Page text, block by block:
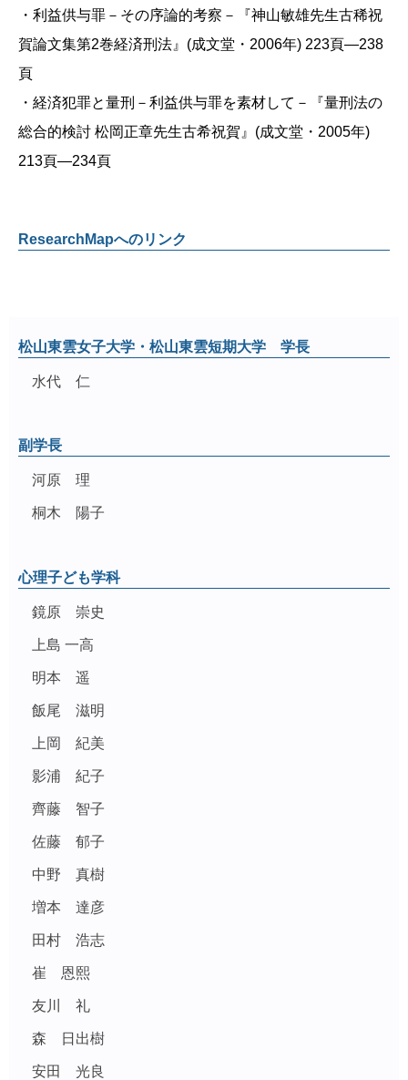
・利益供与罪－その序論的考察－『神山敏雄先生古稀祝
賀論文集第2巻経済刑法』(成文堂・2006年) 223頁―238
頁
・経済犯罪と量刑－利益供与罪を素材して－『量刑法の
総合的検討 松岡正章先生古希祝賀』(成文堂・2005年)
213頁―234頁
ResearchMapへのリンク
松山東雲女子大学・松山東雲短期大学 学長
水代 仁
副学長
河原 理
桐木 陽子
心理子ども学科
鏡原 崇史
上島 一高
明本 遥
飯尾 滋明
上岡 紀美
影浦 紀子
齊藤 智子
佐藤 郁子
中野 真樹
増本 達彦
田村 浩志
崔 恩熙
友川 礼
森 日出樹
安田 光良